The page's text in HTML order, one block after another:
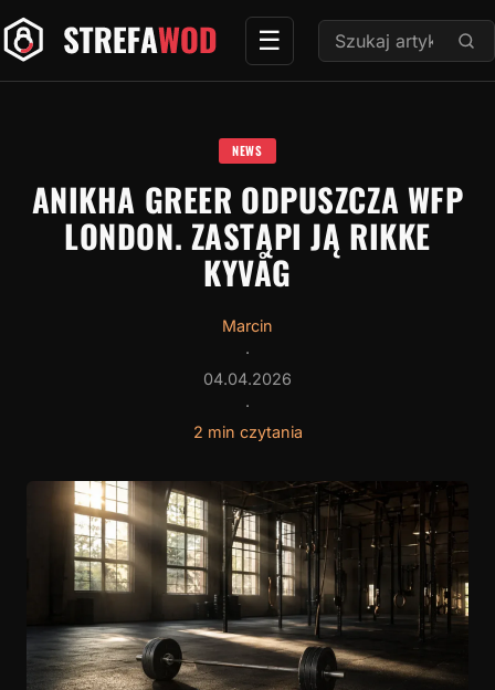
Przejdź
do
☰ Szukaj:
NEWS
ANIKHA GREER ODPUSZCZA WFP
LONDON. ZASTĄPI JĄ RIKKE
KYVÅG
Marcin
·
04.04.2026
·
2 min czytania